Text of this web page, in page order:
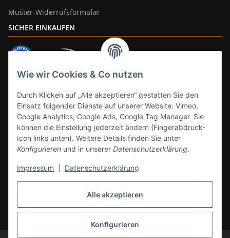
Alle akzeptieren
Konfigurieren
Wie wir Cookies & Co nutzen
Durch Klicken auf „Alle akzeptieren“ gestatten Sie den
Einsatz folgender Dienste auf unserer Website: Vimeo,
Google Analytics, Google Ads, Google Tag Manager. Sie
können die Einstellung jederzeit ändern (Fingerabdruck-
Icon links unten). Weitere Details finden Sie unter
Konfigurieren und in unserer Datenschutzerklärung.
Impressum Datenschutzerklärung
Muster-Widerrufsformular
SICHER EINKAUFEN
* Alle Preise inkl. gesetzlicher Mwst., zzgl.Versand
DE, gilt nicht für Großgeräte per Spedition). Artikel mit 0% MwSt. (gem. §